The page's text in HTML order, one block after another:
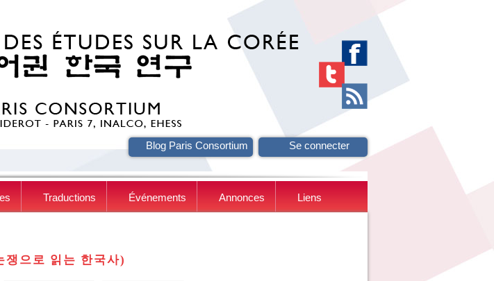
Blog Paris Consortium Se connecter
Traductions Événements Annonces Liens
으로 읽는 한국사)